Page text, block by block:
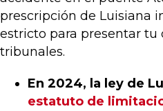
prescripción de Luisiana
estricto para presentar tu
tribunales.
En 2024, la ley de
estatuto de